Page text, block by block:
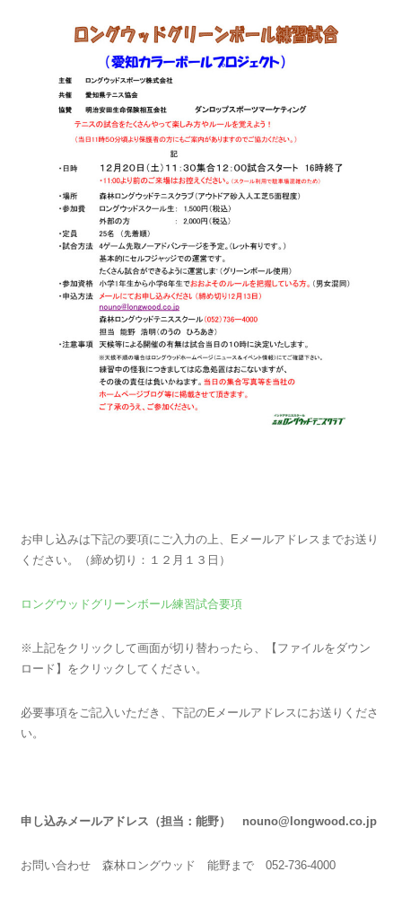
お申し込みは下記の要項にご入力の上、Eメールアドレスまでお送り
ください。（締め切り：１２月１３日）
ロングウッドグリーンボール練習試合要項
※上記をクリックして画面が切り替わったら、【ファイルをダウン
ロード】をクリックしてください。
必要事項をご記入いただき、下記のEメールアドレスにお送りくださ
い。
申し込みメールアドレス（担当：能野） nouno@longwood.co.jp
お問い合わせ 森林ロングウッド 能野まで 052-736-4000